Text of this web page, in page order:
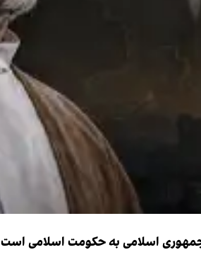
جمهوری اسلامی به حکومت اسلامی است